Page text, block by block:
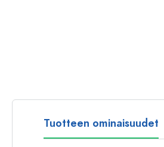
Tuotteen ominaisuudet